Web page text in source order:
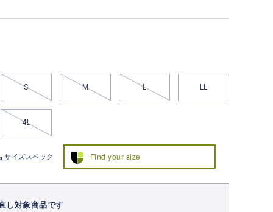
S M L LL
4L
サイズスペック Find your size
し対象商品です